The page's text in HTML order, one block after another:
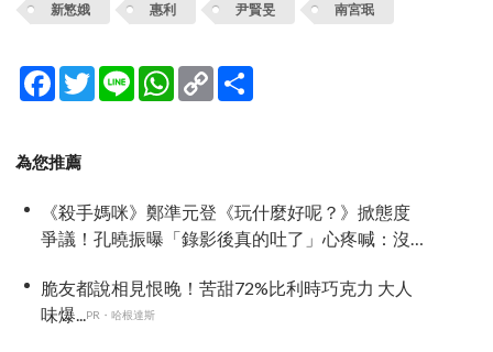
新慜娥 惠利 尹賢旻 南宮珉
Facebook
TwitterLine WhatsApp
Copy
Link
為您推薦
《殺手媽咪》鄭準元登《玩什麼好呢？》掀態度
爭議！孔曉振曝「錄影後真的吐了」心疼喊：沒
脆友都說相見恨晚！苦甜72%比利時巧克力 大人
味爆...PR・哈根達斯